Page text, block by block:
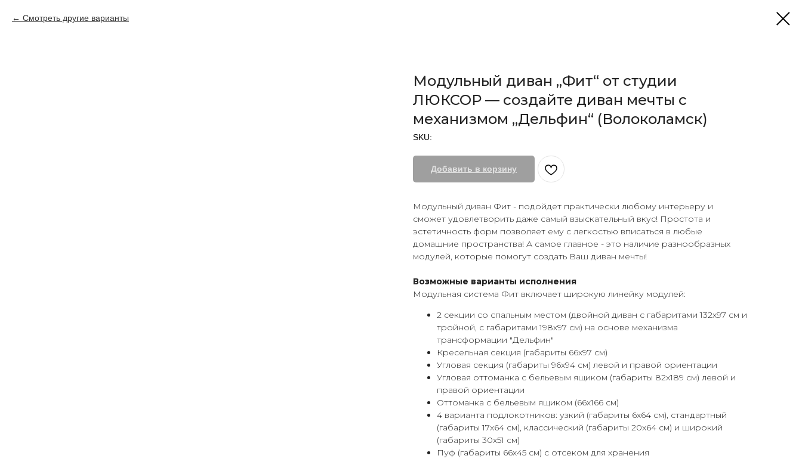
Смотреть другие варианты
Модульный диван „Фит“ от студии
ЛЮКСОР — создайте диван мечты с
механизмом „Дельфин“ (Волоколамск)
SKU:
Добавить в корзину
Модульный диван Фит - подойдет практически любому интерьеру и
сможет удовлетворить даже самый взыскательный вкус! Простота и
эстетичность форм позволяет ему с легкостью вписаться в любые
домашние пространства! А самое главное - это наличие разнообразных
модулей, которые помогут создать Ваш диван мечты!
Возможные варианты исполнения
Модульная система Фит включает широкую линейку модулей:
2 секции со спальным местом (двойной диван с габаритами 132х97 см и
тройной, с габаритами 198х97 см) на основе механизма
трансформации "Дельфин"
Кресельная секция (габариты 66х97 см)
Угловая секция (габариты 96х94 см) левой и правой ориентации
Угловая оттоманка с бельевым ящиком (габариты 82х189 см) левой и
правой ориентации
Оттоманка с бельевым ящиком (66х166 см)
4 варианта подлокотников: узкий (габариты 6х64 см), стандартный
(габариты 17х64 см), классический (габариты 20х64 см) и широкий
(габариты 30х51 см)
Пуф (габариты 66х45 см) с отсеком для хранения